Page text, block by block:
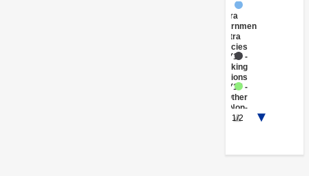
FY17 -
Central
Government
(Central
Agencies
)
Institutions
bank